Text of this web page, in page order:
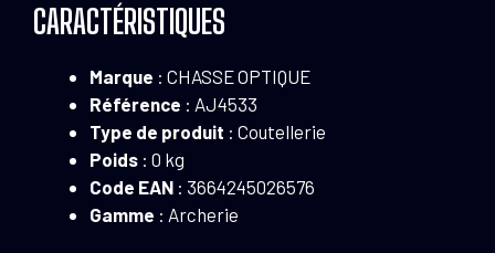
CARACTÉRISTIQUES
Marque : CHASSE OPTIQUE
Référence : AJ4533
Type de produit : Coutellerie
Poids : 0 kg
Code EAN : 3664245026576
Gamme : Archerie